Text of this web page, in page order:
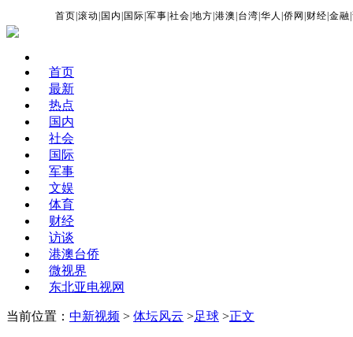
首页 |滚动 国内 国际 |军事 |社会 |地方 |港澳 台湾 |华人 |侨网 财经 |金融 |
首页
最新
热点
国内
社会
国际
军事
文娱
体育
财经
访谈
港澳台侨
微视界
东北亚电视网
当前位置： 中新视频 > 体坛风云 >足球 >正文